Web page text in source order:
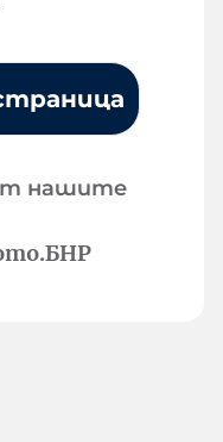
нашите